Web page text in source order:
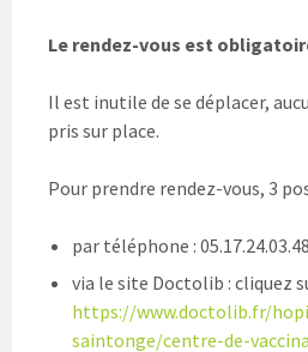
Le rendez-vous est
Il est inutile de se déplacer,
pris sur place.
Pour prendre rendez-vous, 3
par téléphone : 05.17.24.03.48
via le site Doctolib : cliquez
https://www.doctolib.fr/
saintonge/centre-de-